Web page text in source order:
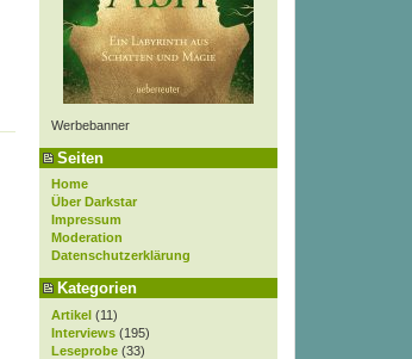
Werbebanner
Seiten
Home
Über Darkstar
Impressum
Moderation
Datenschutzerklärung
Kategorien
Artikel (11)
Interviews (195)
Leseprobe (33)